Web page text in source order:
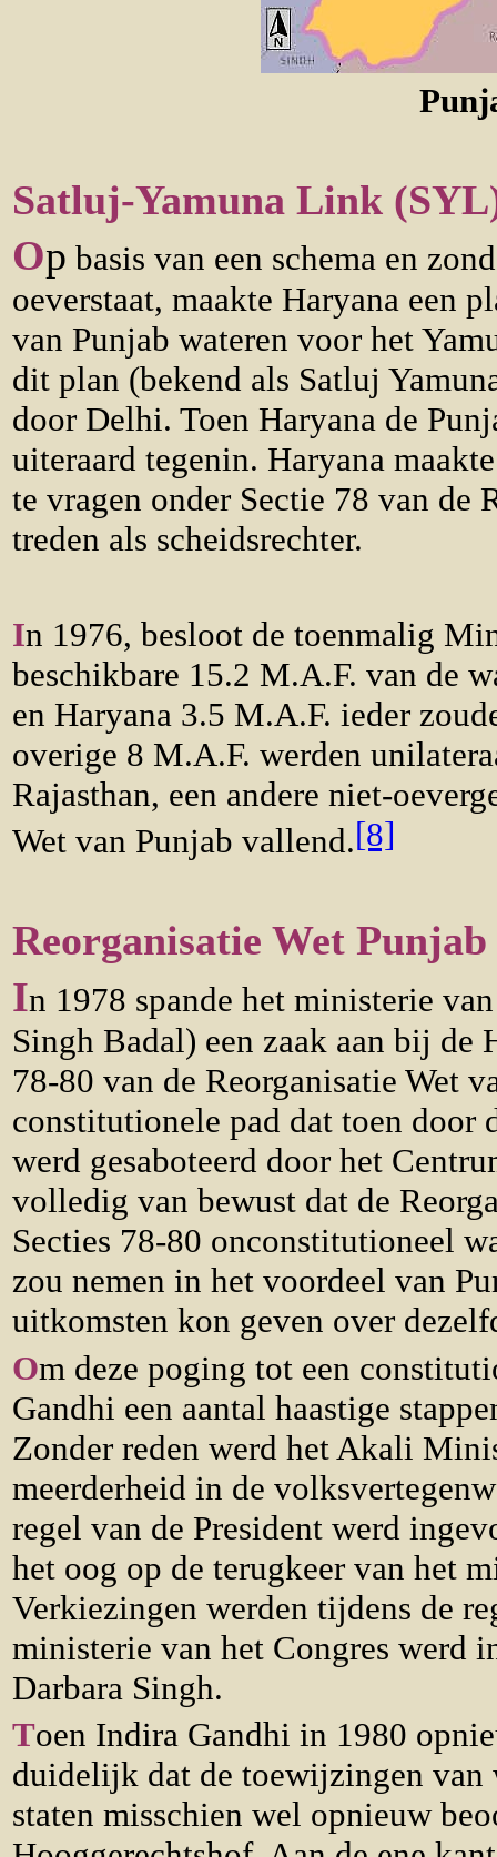
Satluj-Yamuna Link
Op basis van een schema en
oeverstaat, maakte Haryana een
van Punjab wateren voor het
dit plan (bekend als Satluj
door Delhi. Toen Haryana de
uiteraard tegenin. Haryana
te vragen onder Sectie 78 van de
treden als scheidsrechter.
In 1976, besloot de toenmalig
beschikbare 15.2 M.A.F. van de
en Haryana 3.5 M.A.F. ieder
overige 8 M.A.F. werden
Rajasthan, een andere niet-
Wet van Punjab vallend.[8]
Reorganisatie Wet
In 1978 spande het ministerie
Singh Badal) een zaak aan bij de
78-80 van de Reorganisatie Wet
constitutionele pad dat toen door
werd gesaboteerd door het
volledig van bewust dat de
Secties 78-80 onconstitutioneel
zou nemen in het voordeel van
uitkomsten kon geven over
Om deze poging tot een
Gandhi een aantal haastige
Zonder reden werd het Akali
meerderheid in de
regel van de President werd
het oog op de terugkeer van het
Verkiezingen werden tijdens de
ministerie van het Congres werd
Darbara Singh.
Toen Indira Gandhi in 1980
duidelijk dat de toewijzingen van
staten misschien wel opnieuw